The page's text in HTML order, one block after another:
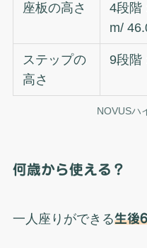
座板の高さ
4段階
m/
ステップの
高さ
9段階
NOVUSハ
何歳から使える？
一人座りができる生後